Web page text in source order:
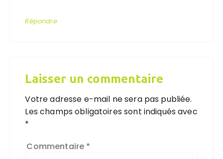
Répondre
Laisser un commentaire
Votre adresse e-mail ne sera pas publiée.
Les champs obligatoires sont indiqués avec
*
Commentaire *